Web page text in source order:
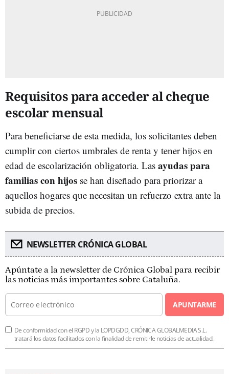
Requisitos para acceder al cheque
escolar mensual
Para beneficiarse de esta medida, los solicitantes deben
cumplir con ciertos umbrales de renta y tener hijos en
edad de escolarización obligatoria. Las ayudas para
familias con hijos se han diseñado para priorizar a
aquellos hogares que necesitan un refuerzo extra ante la
subida de precios.
NEWSLETTER CRÓNICA GLOBAL
Apúntate a la newsletter de Crónica Global para recibir
las noticias más importantes sobre Cataluña.
APUNTARME
De conformidad con el RGPD y la LOPDGDD, CRÓNICA GLOBALMEDIA S.L.
tratará los datos facilitados con la finalidad de remitirle noticias de actualidad.